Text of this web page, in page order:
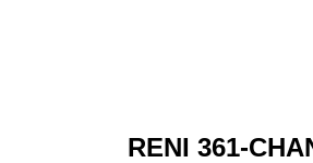
RENI 361-